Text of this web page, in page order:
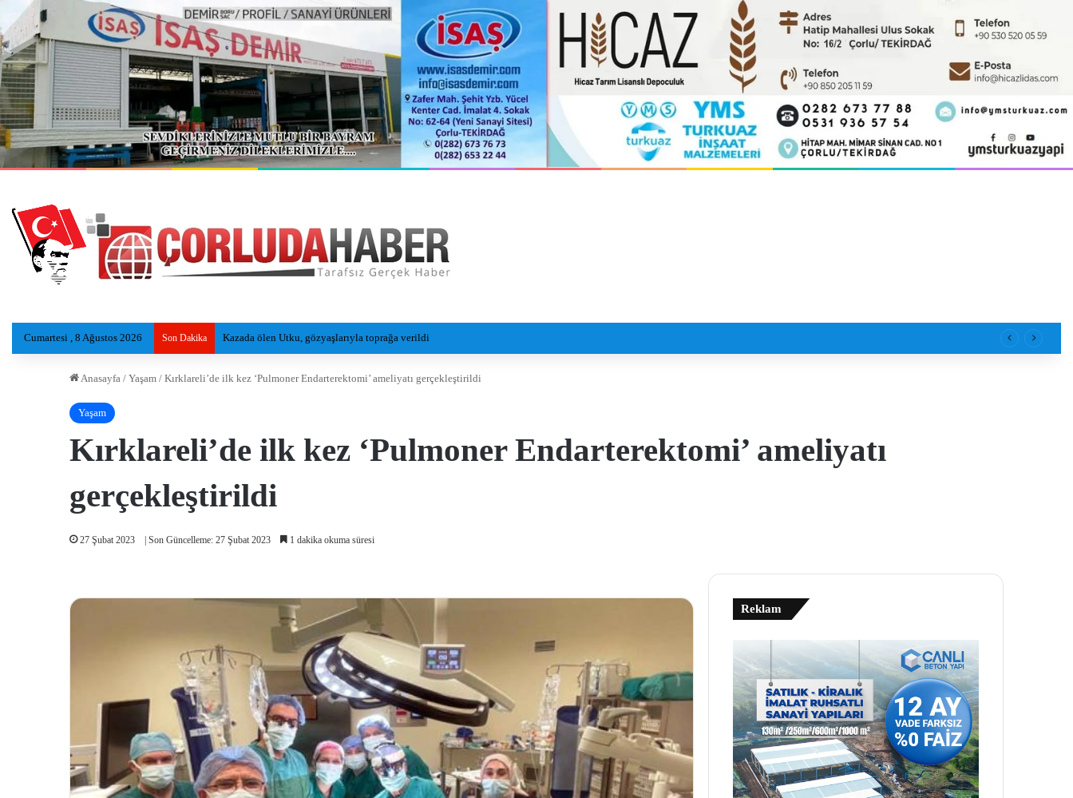
Cumartesi , 8 Ağustos 2026 Son Dakika Çorluspor 1947, Bolu Kampında Yeni Sezon Hazırlıklarını Sürdürüyor
Anasayfa / Yaşam / Kırklareli’de ilk kez ‘Pulmoner Endarterektomi’ ameliyatı gerçekleştirildi
Yaşam
Kırklareli’de ilk kez ‘Pulmoner Endarterektomi’ ameliyatı
gerçekleştirildi
27 Şubat 2023 | Son Güncelleme: 27 Şubat 2023 1 dakika okuma süresi
Reklam